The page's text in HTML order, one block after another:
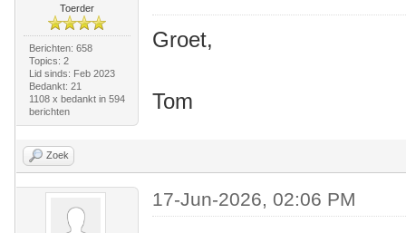
Toerder
Berichten: 658
Topics: 2
Lid sinds: Feb 2023
Bedankt: 21
1108 x bedankt in 594
berichten
Groet,
Tom
Zoek
17-Jun-2026, 02:06 PM